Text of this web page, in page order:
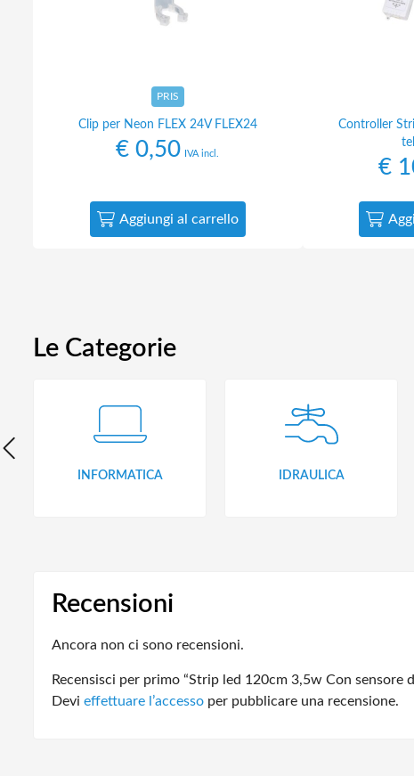
PRIS
Clip per Neon FLEX 24V FLEX24
€ 0,50 IVA incl.
Aggiungi al carrello
Controller
€
Le Categorie
INFORMATICA IDRAULICA
Recensioni
Ancora non ci sono recensioni.
Recensisci per primo “Strip led 120cm 3,5w Con sensore
Devi effettuare l’accesso per pubblicare una recensione.